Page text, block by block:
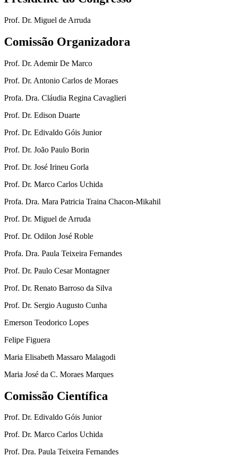
Prof. Dr. Miguel de Arruda
Comissão Organizadora
Prof. Dr. Ademir De Marco
Prof. Dr. Antonio Carlos de Moraes
Profa. Dra. Cláudia Regina Cavaglieri
Prof. Dr. Edison Duarte
Prof. Dr. Edivaldo Góis Junior
Prof. Dr. João Paulo Borin
Prof. Dr. José Irineu Gorla
Prof. Dr. Marco Carlos Uchida
Profa. Dra. Mara Patricia Traina Chacon-Mikahil
Prof. Dr. Miguel de Arruda
Prof. Dr. Odilon José Roble
Profa. Dra. Paula Teixeira Fernandes
Prof. Dr. Paulo Cesar Montagner
Prof. Dr. Renato Barroso da Silva
Prof. Dr. Sergio Augusto Cunha
Emerson Teodorico Lopes
Felipe Figuera
Maria Elisabeth Massaro Malagodi
Maria José da C. Moraes Marques
Comissão Científica
Prof. Dr. Edivaldo Góis Junior
Prof. Dr. Marco Carlos Uchida
Prof. Dra. Paula Teixeira Fernandes